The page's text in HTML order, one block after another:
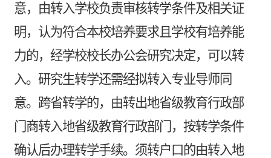
意，由转入学校负责审核转学条件及相关证
明，认为符合本校培养要求且学校有培养能
力的，经学校校长办公会研究决定，可以转
入。研究生转学还需经拟转入专业导师同
意。跨省转学的，由转出地省级教育行政部
门商转入地省级教育行政部门，按转学条件
确认后办理转学手续。须转户口的由转入地